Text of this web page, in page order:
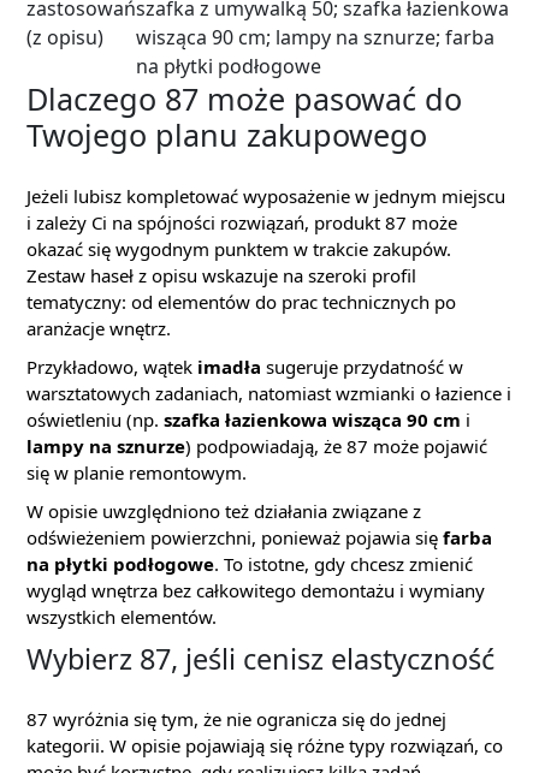
zastosowań
(z opisu)
szafka z umywalką 50; szafka łazienkowa
wisząca 90 cm; lampy na sznurze; farba
na płytki podłogowe
Dlaczego 87 może pasować do
Twojego planu zakupowego
Jeżeli lubisz kompletować wyposażenie w jednym miejscu
i zależy Ci na spójności rozwiązań, produkt 87 może
okazać się wygodnym punktem w trakcie zakupów.
Zestaw haseł z opisu wskazuje na szeroki profil
tematyczny: od elementów do prac technicznych po
aranżacje wnętrz.
Przykładowo, wątek imadła sugeruje przydatność w
warsztatowych zadaniach, natomiast wzmianki o łazience i
oświetleniu (np. szafka łazienkowa wisząca 90 cm i
lampy na sznurze) podpowiadają, że 87 może pojawić
się w planie remontowym.
W opisie uwzględniono też działania związane z
odświeżeniem powierzchni, ponieważ pojawia się farba
na płytki podłogowe. To istotne, gdy chcesz zmienić
wygląd wnętrza bez całkowitego demontażu i wymiany
wszystkich elementów.
Wybierz 87, jeśli cenisz elastyczność
87 wyróżnia się tym, że nie ogranicza się do jednej
kategorii. W opisie pojawiają się różne typy rozwiązań, co